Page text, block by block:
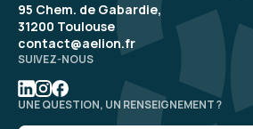
95 Chem. de Gabardie,
31200 Toulouse
contact@aelion.fr
SUIVEZ-NOUS
UNE QUESTION, UN RENSEIGNEMENT ?